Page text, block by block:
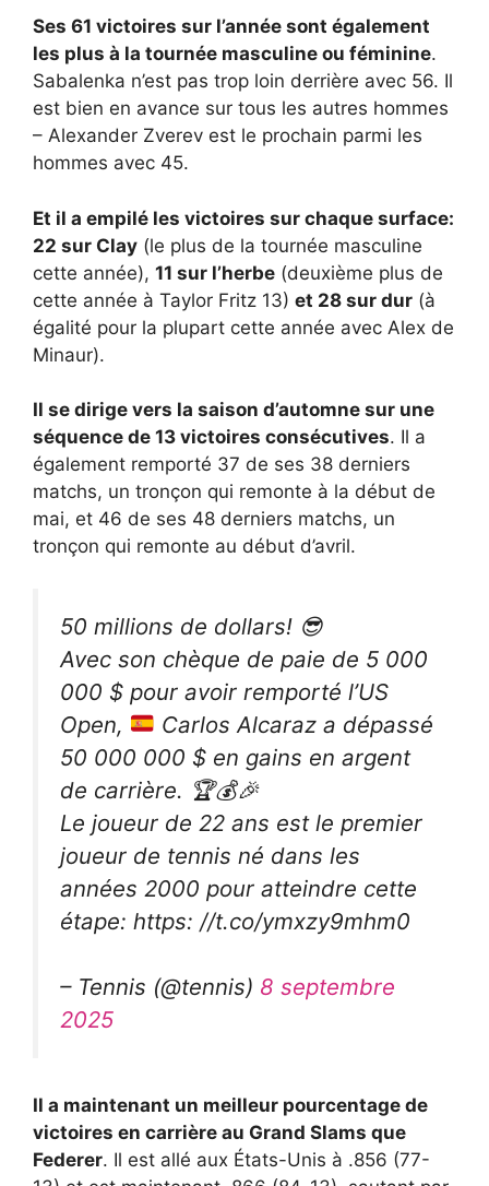
Ses 61 victoires sur l’année sont également
les plus à la tournée masculine ou féminine.
Sabalenka n’est pas trop loin derrière avec 56. Il
est bien en avance sur tous les autres hommes
– Alexander Zverev est le prochain parmi les
hommes avec 45.
Et il a empilé les victoires sur chaque surface:
22 sur Clay (le plus de la tournée masculine
cette année), 11 sur l’herbe (deuxième plus de
cette année à Taylor Fritz 13) et 28 sur dur (à
égalité pour la plupart cette année avec Alex de
Minaur).
Il se dirige vers la saison d’automne sur une
séquence de 13 victoires consécutives. Il a
également remporté 37 de ses 38 derniers
matchs, un tronçon qui remonte à la début de
mai, et 46 de ses 48 derniers matchs, un
tronçon qui remonte au début d’avril.
50 millions de dollars! 😎
Avec son chèque de paie de 5 000
000 $ pour avoir remporté l’US
Open,
Carlos Alcaraz a dépassé
50 000 000 $ en gains en argent
de carrière. 🏆💰🎉
Le joueur de 22 ans est le premier
joueur de tennis né dans les
années 2000 pour atteindre cette
étape: https: //t.co/ymxzy9mhm0
– Tennis (@tennis) 8 septembre
2025
Il a maintenant un meilleur pourcentage de
victoires en carrière au Grand Slams que
Federer. Il est allé aux États-Unis à .856 (77-